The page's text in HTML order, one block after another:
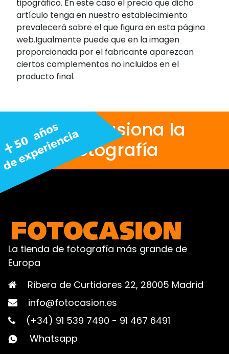
tipográfico. En este caso el precio que dicho
artículo tenga en nuestro establecimiento
prevalecerá sobre el que figura en esta página
web.Igualmente puede que en la imagen
proporcionada por el fabricante aparezcan
ciertos complementos no incluidos en el
producto final.
Nos apasiona la
fotografía
La tienda de fotografía más grande de
Europa
Ribera de Curtidores 22, 28005 Madrid
info@fotocasion.es
(+34) 91 539 7490 - 91 467 6491
Whatsapp